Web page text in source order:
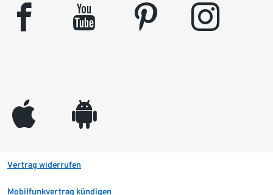
facebook youtube pinterest instagram
appleinc android
Vertrag widerrufen
Mobilfunkvertrag kündigen